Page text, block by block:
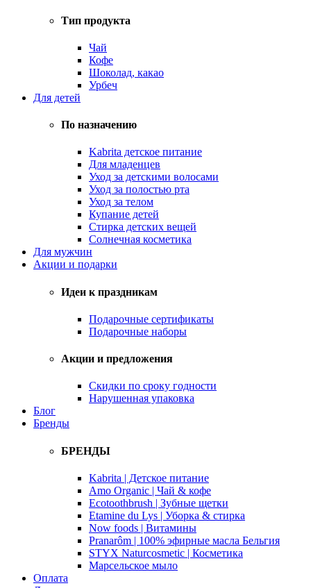
Тип продукта
Чай
Кофе
Шоколад, какао
Урбеч
Для детей
По назначению
Kabrita детское питание
Для младенцев
Уход за детскими волосами
Уход за полостью рта
Уход за телом
Купание детей
Стирка детских вещей
Солнечная косметика
Для мужчин
Акции и подарки
Идеи к праздникам
Подарочные сертификаты
Подарочные наборы
Акции и предложения
Скидки по сроку годности
Нарушенная упаковка
Блог
Бренды
БРЕНДЫ
Kabrita | Детское питание
Amo Organic | Чай & кофе
Ecotoothbrush | Зубные щетки
Etamine du Lys | Уборка & стирка
Now foods | Витамины
Pranarôm | 100% эфирные масла Бельгия
STYX Naturcosmetic | Косметика
Марсельское мыло
Оплата